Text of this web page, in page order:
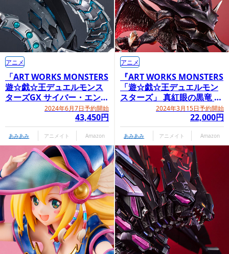
「ART WORKS MONSTERS
遊☆戯☆王デュエルモンス
ターズGX サイバー・エン
ド・ドラゴン」2024年6月7日予約開始
43,450円
アニメ
あみあみ アニメイト Amazon
『ART WORKS MONSTERS
「遊☆戯☆王デュエルモン
スターズ」 真紅眼の黒竜 ～
Holographic Edition～』
2024年3月15日予約開始
22,000円
アニメ
あみあみ アニメイト Amazon